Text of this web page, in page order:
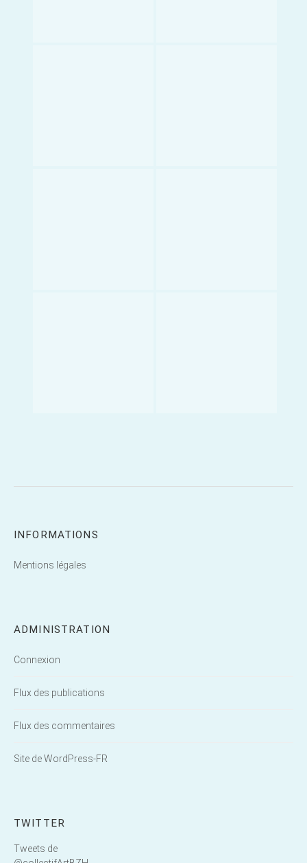
INFORMATIONS
Mentions légales
ADMINISTRATION
Connexion
Flux des publications
Flux des commentaires
Site de WordPress-FR
TWITTER
Tweets de